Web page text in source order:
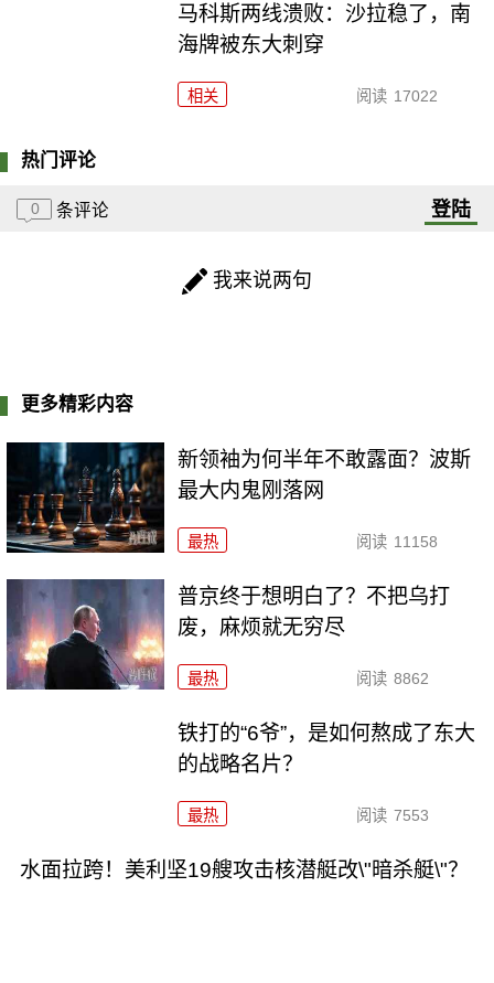
马科斯两线溃败：沙拉稳了，南
海牌被东大刺穿
相关 阅读 17022
热门评论
0 条评论 登陆
我来说两句
更多精彩内容
新领袖为何半年不敢露面？波斯
最大内鬼刚落网
最热 阅读 11158
普京终于想明白了？不把乌打
废，麻烦就无穷尽
最热 阅读 8862
铁打的“6爷”，是如何熬成了东大
的战略名片？
最热 阅读 7553
水面拉跨！美利坚19艘攻击核潜艇改\"暗杀艇\"？